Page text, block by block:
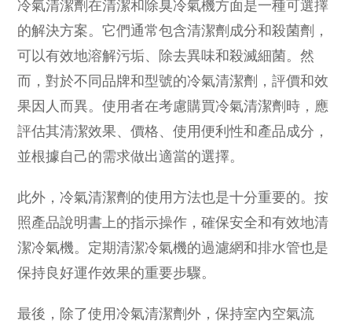
冷氣清潔劑在清潔和除臭冷氣機方面是一種可選擇
的解決方案。它們通常包含清潔劑成分和殺菌劑，
可以有效地溶解污垢、除去異味和殺滅細菌。然
而，對於不同品牌和型號的冷氣清潔劑，評價和效
果因人而異。使用者在考慮購買冷氣清潔劑時，應
評估其清潔效果、價格、使用便利性和產品成分，
並根據自己的需求做出適當的選擇。
此外，冷氣清潔劑的使用方法也是十分重要的。按
照產品說明書上的指示操作，確保安全和有效地清
潔冷氣機。定期清潔冷氣機的過濾網和排水管也是
保持良好運作效果的重要步驟。
最後，除了使用冷氣清潔劑外，保持室內空氣流